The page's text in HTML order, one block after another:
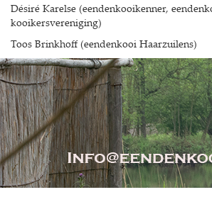
Désiré Karelse (eendenkooikenner,
kooikersvereniging)
Toos Brinkhoff (eendenkooi Haarzuilens)